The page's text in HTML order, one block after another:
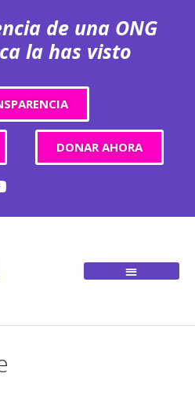
de una ONG
la has visto
DONAR AHORA